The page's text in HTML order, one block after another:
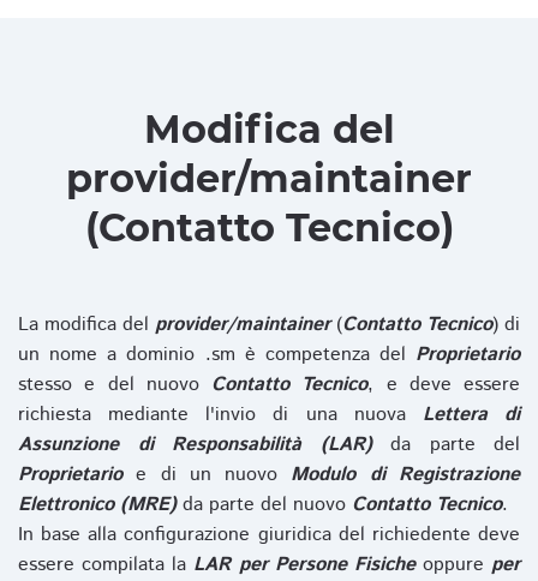
Modifica del
provider/maintainer
(Contatto Tecnico)
La modifica del provider/maintainer(Contatto Tecnico) di
un nome a dominio .sm è competenza del Proprietario
stesso e del nuovo Contatto Tecnico, e deve essere
richiesta mediante l'invio di una nuova Lettera di
Assunzione di Responsabilità (LAR)da parte del
Proprietarioe di un nuovo Modulo di Registrazione
Elettronico (MRE)da parte del nuovo Contatto Tecnico.
In base alla configurazione giuridica del richiedente deve
essere compilata la LAR per Persone Fisicheoppure per